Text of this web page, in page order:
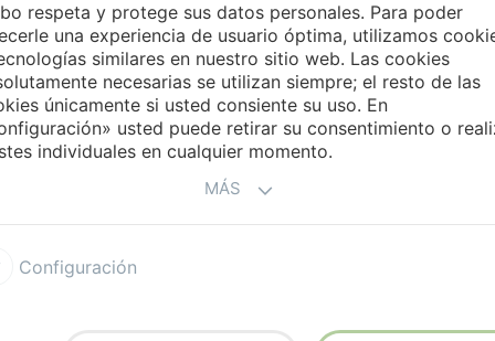
DE FORBO
principios empresariales y valores fundamentales
de conducta de Forbo.
sus principios empresariales y valores
ello a través del
del cumplimiento corporativo llamando al+41
compliance@forbo.com
respeta y protege sus datos personales. Para poder
una experiencia de usuario óptima, utilizamos
similares en nuestro sitio web. Las cookies
necesarias se utilizan siempre; el resto de las
únicamente si usted consiente su uso. En
usted puede retirar su consentimiento o
individuales en cualquier momento.
MÁS
Configuración